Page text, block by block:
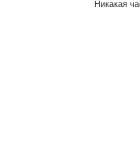
Никакая